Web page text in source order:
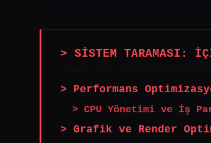
> SİSTEM TARAMASI:
> Performans
> CPU Yönetimi ve İş
> Grafik ve Render